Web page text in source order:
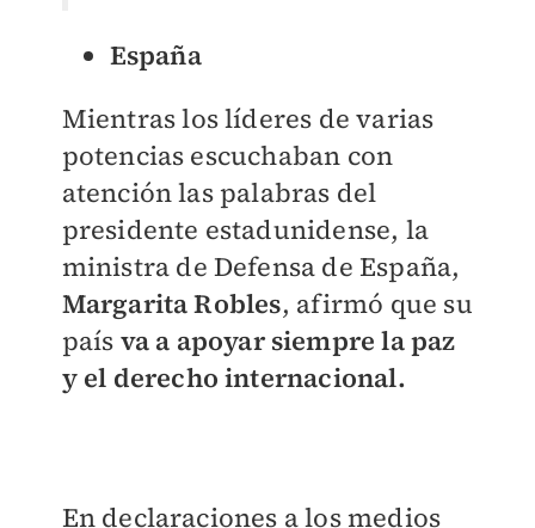
España
Mientras los líderes de varias
potencias escuchaban con
atención las palabras del
presidente estadunidense, la
ministra de Defensa de España,
Margarita Robles, afirmó que su
país va a apoyar siempre la paz
y el derecho internacional.
En declaraciones a los medios